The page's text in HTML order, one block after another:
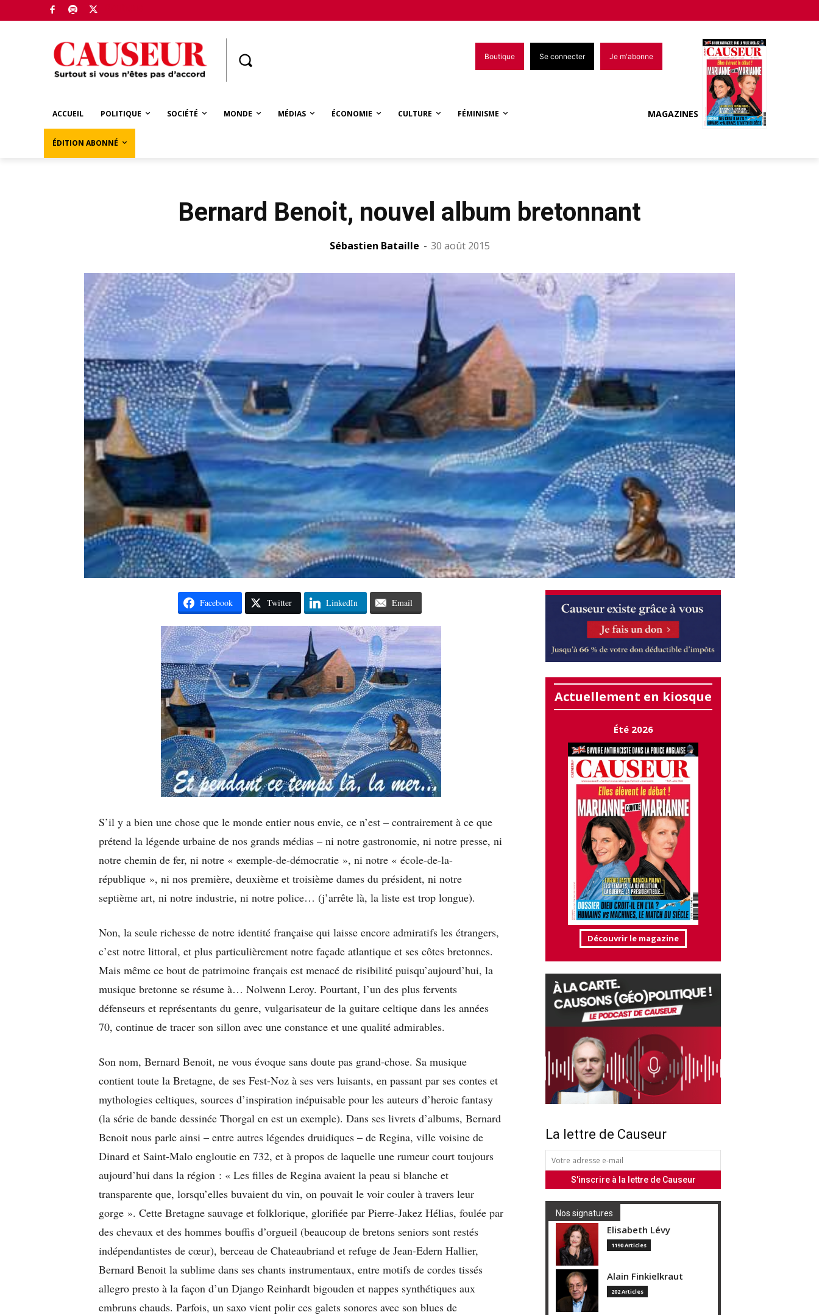
Boutique Se connecter Je m'abonne
ACCUEIL POLITIQUE SOCIÉTÉ MONDE MÉDIAS ÉCONOMIE CULTURE FÉMINISME
ÉDITION ABONNÉ
MAGAZINES
Bernard Benoit, nouvel album bretonnant
Sébastien Bataille - 30 août 2015
Facebook Twitter LinkedIn Email
S’il y a bien une chose que le monde entier nous envie, ce n’est – contrairement à ce que
prétend la légende urbaine de nos grands médias – ni notre gastronomie, ni notre presse, ni
notre chemin de fer, ni notre « exemple-de-démocratie », ni notre « école-de-la-
république », ni nos première, deuxième et troisième dames du président, ni notre
septième art, ni notre industrie, ni notre police… (j’arrête là, la liste est trop longue).
Non, la seule richesse de notre identité française qui laisse encore admiratifs les étrangers,
c’est notre littoral, et plus particulièrement notre façade atlantique et ses côtes bretonnes.
Mais même ce bout de patrimoine français est menacé de risibilité puisqu’aujourd’hui, la
musique bretonne se résume à… Nolwenn Leroy. Pourtant, l’un des plus fervents
défenseurs et représentants du genre, vulgarisateur de la guitare celtique dans les années
70, continue de tracer son sillon avec une constance et une qualité admirables.
Son nom, Bernard Benoit, ne vous évoque sans doute pas grand-chose. Sa musique
contient toute la Bretagne, de ses Fest-Noz à ses vers luisants, en passant par ses contes et
mythologies celtiques, sources d’inspiration inépuisable pour les auteurs d’heroic fantasy
(la série de bande dessinée Thorgal en est un exemple). Dans ses livrets d’albums, Bernard
Benoit nous parle ainsi – entre autres légendes druidiques – de Regina, ville voisine de
Dinard et Saint-Malo engloutie en 732, et à propos de laquelle une rumeur court toujours
aujourd’hui dans la région : « Les filles de Regina avaient la peau si blanche et
transparente que, lorsqu’elles buvaient du vin, on pouvait le voir couler à travers leur
gorge ». Cette Bretagne sauvage et folklorique, glorifiée par Pierre-Jakez Hélias, foulée par
des chevaux et des hommes bouffis d’orgueil (beaucoup de bretons seniors sont restés
indépendantistes de cœur), berceau de Chateaubriand et refuge de Jean-Edern Hallier,
Bernard Benoit la sublime dans ses chants instrumentaux, entre motifs de cordes tissés
allegro presto à la façon d’un Django Reinhardt bigouden et nappes synthétiques aux
embruns chauds. Parfois, un saxo vient polir ces galets sonores avec son blues de
Actuellement en kiosque
Été 2026
Découvrir le magazine
La lettre de Causeur
Nos signatures
Elisabeth Lévy
1190 Articles
Alain Finkielkraut
202 Articles